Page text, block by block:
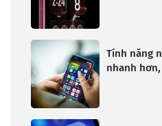
Tính năng
nhanh